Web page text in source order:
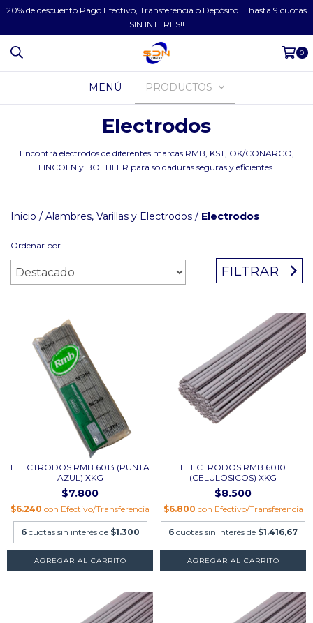
20% de descuento Pago Efectivo, Transferencia o Depósito.... hasta 9 cuotas
SIN INTERES!!
0
MENÚ PRODUCTOS
Electrodos
Encontrá electrodos de diferentes marcas RMB, KST, OK/CONARCO,
LINCOLN y BOEHLER para soldaduras seguras y eficientes.
Inicio / Alambres, Varillas y Electrodos / Electrodos
Ordenar por
FILTRAR
ELECTRODOS RMB 6013 (PUNTA
AZUL) XKG
$7.800
$6.240 con Efectivo/Transferencia
6 cuotas sin interés de $1.300
AGREGAR AL CARRITO
ELECTRODOS RMB 6010
(CELULÓSICOS) XKG
$8.500
$6.800 con Efectivo/Transferencia
6 cuotas sin interés de $1.416,67
AGREGAR AL CARRITO